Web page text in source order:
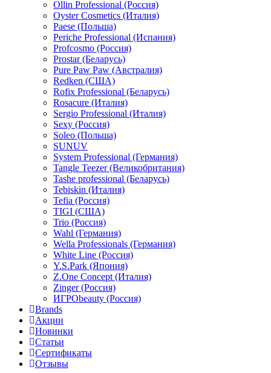
Ollin Professional (Россия)
Oyster Cosmetics (Италия)
Paese (Польша)
Periche Professional (Испания)
Profcosmo (Россия)
Prostar (Беларусь)
Pure Paw Paw (Австралия)
Redken (США)
Rofix Professional (Беларусь)
Rosacure (Италия)
Sergio Professional (Италия)
Sexy (Россия)
Soleo (Польша)
SUNUV
System Professional (Германия)
Tangle Teezer (Великобритания)
Tashe professional (Беларусь)
Tebiskin (Италия)
Tefia (Россия)
TIGI (США)
Trio (Россия)
Wahl (Германия)
Wella Professionals (Германия)
White Line (Россия)
Y.S.Park (Япония)
Z.One Concept (Италия)
Zinger (Россия)
ИГРОbeauty (Россия)
Brands
Акции
Новинки
Статьи
Сертификаты
Отзывы